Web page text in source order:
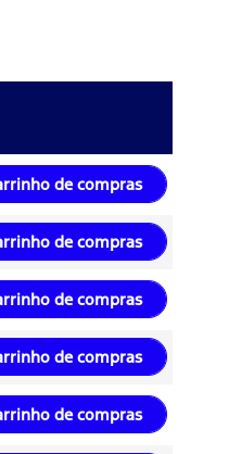
de compras
de compras
de compras
de compras
de compras